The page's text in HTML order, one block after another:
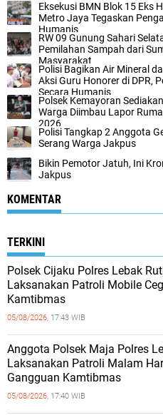
Eksekusi BMN Blok 15 Eks
Metro Jaya Tegaskan
Humanis
RW 09 Gunung Sahari
Pemilahan Sampah dari
Masyarakat
‎Polisi Bagikan Air Mineral
Aksi Guru Honorer di DPR,
Secara Humanis
Polsek Kemayoran
Warga Diimbau Lapor
2026
Polisi Tangkap 2 Anggota
Serang Warga Jakpus
Bikin Pemotor Jatuh, Ini
Jakpus
KOMENTAR
TERKINI
Polsek Cijaku Polres Lebak
Laksanakan Patroli Mobile
Kamtibmas
05/08/2026, 17:43 WIB
Anggota Polsek Maja Polres
Laksanakan Patroli Malam
Gangguan Kamtibmas
05/08/2026, 17:40 WIB